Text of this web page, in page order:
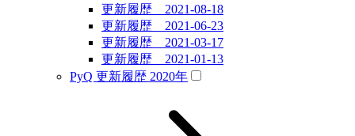
更新履歴 2021-08-18
更新履歴 2021-06-23
更新履歴 2021-03-17
更新履歴 2021-01-13
PyQ 更新履歴 2020年